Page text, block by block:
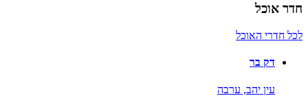
חדר אוכל
לכל חדרי האוכל
דק בר
עין יהב, ערבה